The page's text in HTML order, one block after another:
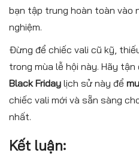
bạn tập trung hoàn toàn vào
nghiệm.
Đừng để chiếc vali cũ kỹ,
trong mùa lễ hội này. Hãy
Black Friday lịch sử này để
chiếc vali mới và sẵn sàng
nhất.
Kết luận: